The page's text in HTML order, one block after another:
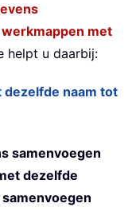
met
helpt u daarbij:
naam tot
samenvoegen
dezelfde